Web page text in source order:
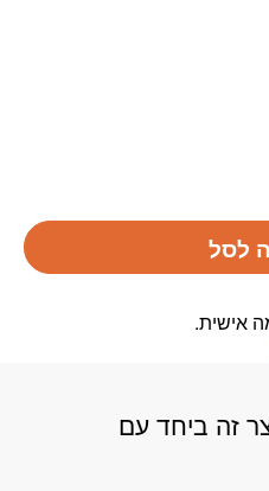
לסל
אישית.
זה ביחד עם